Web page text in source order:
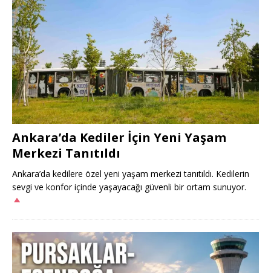
Ankara’da Kediler İçin Yeni Yaşam
Merkezi Tanıtıldı
Ankara’da kedilere özel yeni yaşam merkezi tanıtıldı. Kedilerin
sevgi ve konfor içinde yaşayacağı güvenli bir ortam sunuyor.